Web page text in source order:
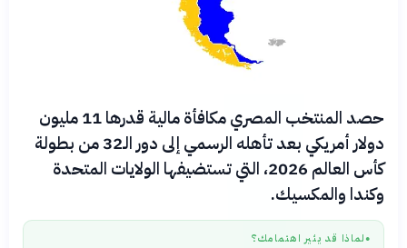
حصد المنتخب المصري مكافأة مالية قدرها 11 مليون
دولار أمريكي بعد تأهله الرسمي إلى دور الـ32 من بطولة
كأس العالم 2026، التي تستضيفها الولايات المتحدة
وكندا والمكسيك.
● لماذا قد يثير اهتمامك؟